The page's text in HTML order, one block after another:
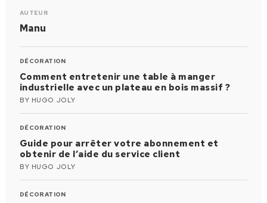
AUTEUR
Manu
DÉCORATION
Comment entretenir une table à manger
industrielle avec un plateau en bois massif ?
BY HUGO JOLY
DÉCORATION
Guide pour arrêter votre abonnement et
obtenir de l’aide du service client
BY HUGO JOLY
DÉCORATION